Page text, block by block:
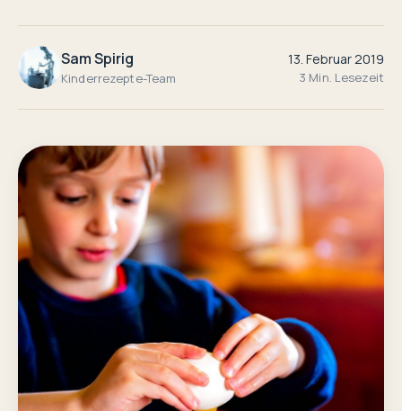
Sam Spirig
Kinderrezepte-Team
13. Februar 2019
3 Min. Lesezeit